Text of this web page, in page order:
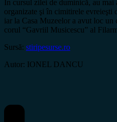
În cursul zilei de duminică, au
organizate şi în cimitirele
iar la Casa Muzeelor a avut loc un
corul “Gavriil Musicescu” al
Sursă: stiripesurse.ro
Autor: IONEL DANCU